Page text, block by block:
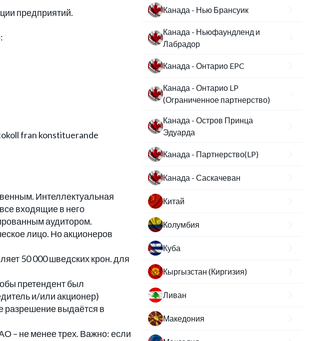
предприятий.
fran konstituerande
Интеллектуальная
входящие в него
аудитором.
лицо. Но акционеров
50 000 шведских крон. для
претендент был
и/или акционер)
разрешение выдаётся в
– не менее трех. Важно: если
Канада - Нью Брансуик
Канада - Ньюфаундленд и
Лабрадор
Канада - Онтарио EPC
Канада - Онтарио LP
(Ограниченное партнерство)
Канада - Остров Принца
Эдуарда
Канада - Партнерство(LP)
Канада - Саскачеван
Китай
Колумбия
Куба
Кыргызстан (Киргизия)
Ливан
Македония